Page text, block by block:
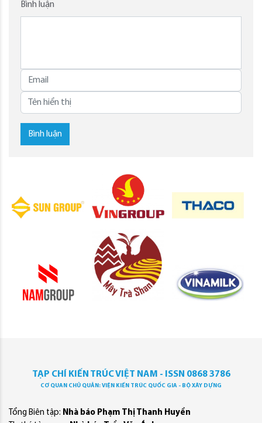
Bình luận
Bình luận
TẠP CHÍ KIẾN TRÚC VIỆT NAM - ISSN 0868 3786
CƠ QUAN CHỦ QUẢN: VIỆN KIẾN TRÚC QUỐC GIA - BỘ XÂY DỰNG
Tổng Biên tập: Nhà báo Phạm Thị Thanh Huyền